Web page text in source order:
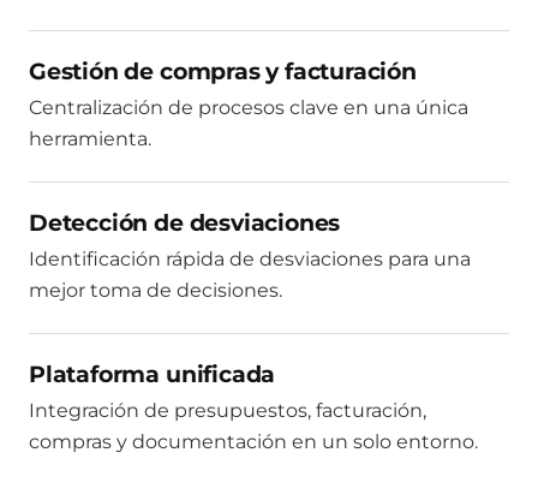
Gestión de compras y facturación
Centralización de procesos clave en una única
herramienta.
Detección de desviaciones
Identificación rápida de desviaciones para una
mejor toma de decisiones.
Plataforma unificada
Integración de presupuestos, facturación,
compras y documentación en un solo entorno.